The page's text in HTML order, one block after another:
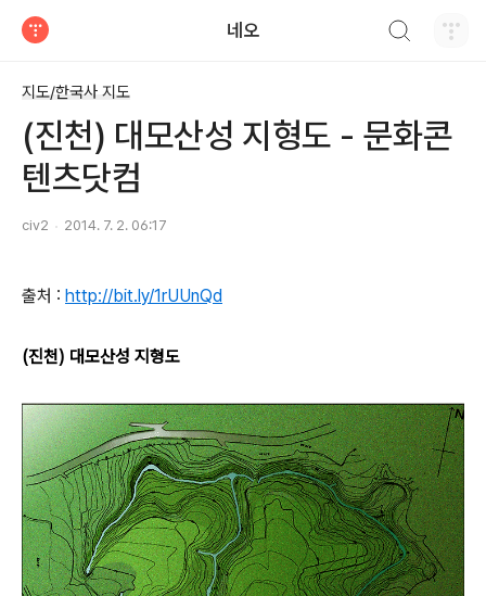
네오
지도/한국사 지도
(진천) 대모산성 지형도 - 문화콘
텐츠닷컴
civ2 2014. 7. 2. 06:17
출처 : http://bit.ly/1rUUnQd
(진천) 대모산성 지형도